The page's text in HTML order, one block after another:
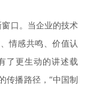
口。当企业的技术
情感共鸣、价值认
了更生动的讲述载
传播路径，“中国制